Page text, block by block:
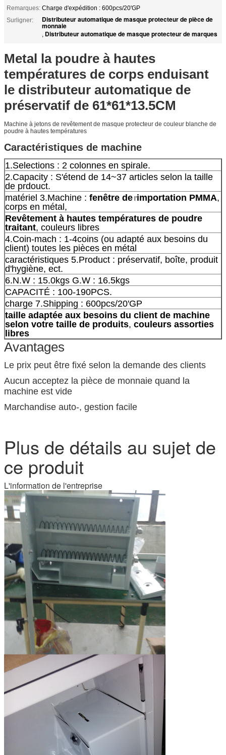
Remarques: Charge d'expédition : 600pcs/20'GP
Surligner:
Distributeur automatique de masque protecteur de pièce de
monnaie
, Distributeur automatique de masque protecteur de marques
Metal la poudre à hautes
températures de corps enduisant
le distributeur automatique de
préservatif de 61*61*13.5CM
Machine à jetons de revêtement de masque protecteur de couleur blanche de
poudre à hautes températures
Caractéristiques de machine
1.Selections : 2 colonnes en spirale.
2.Capacity : S'étend de 14~37 articles selon la taille
de prdouct.
matériel 3.Machine : fenêtre de l'importation PMMA,
corps en métal,
Revêtement à hautes températures de poudre
traitant, couleurs libres
4.Coin-mach : 1-4coins (ou adapté aux besoins du
client) toutes les pièces en métal
caractéristiques 5.Product : préservatif, boîte, produit
d'hygiène, ect.
6.N.W : 15.0kgs G.W : 16.5kgs
CAPACITÉ : 100-190PCS.
charge 7.Shipping : 600pcs/20'GP
taille adaptée aux besoins du client de machine
selon votre taille de produits, couleurs assorties
libres
Avantages
Le prix peut être fixé selon la demande des clients
Aucun acceptez la pièce de monnaie quand la
machine est vide
Marchandise auto-, gestion facile
Plus de détails au sujet de
ce produit
L'information de l'entreprise